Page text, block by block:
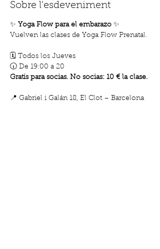
Sobre l'esdeveniment
✨ Yoga Flow para el embarazo ✨
Vuelven las clases de Yoga Flow Prenatal.
🗓️ Todos los Jueves
🕡 De 19:00 a 20
Gratis para socias. No socias: 10 € la clase.
📍 Gabriel i Galán 18, El Clot – Barcelona